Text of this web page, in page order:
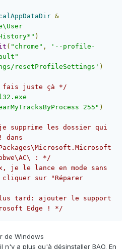
&
)
( "chrome" ,
'--profile-
resetProfileSettings' )
fais juste çà */
255" )
supprime les dossier qui
dans
: */
je le lance en mode sans
sur "Réparer
tard: ajouter le support
Edge ! */
de Windows
n'y a plus qu'à désinstaller BAO. En